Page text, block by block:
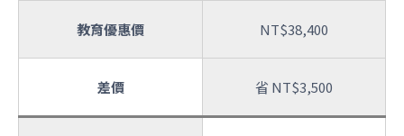
教育優惠價 NT$38,400
差價 省 NT$3,500